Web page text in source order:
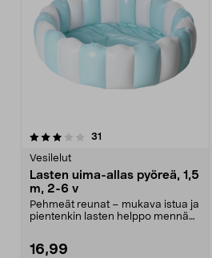
31
Vesilelut
Lasten uima-allas pyöreä, 1,5
m, 2-6 v
Pehmeät reunat – mukava istua ja
pientenkin lasten helppo mennä
16,99
3.5 viidestä